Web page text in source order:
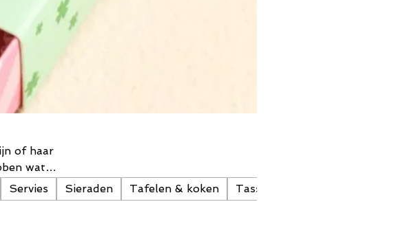
of haar
wat
Servies Sieraden Tafelen & koken Tassen